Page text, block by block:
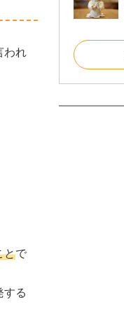
われ
とで
する